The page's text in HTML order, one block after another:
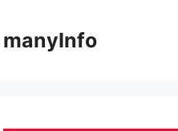
manyInfo